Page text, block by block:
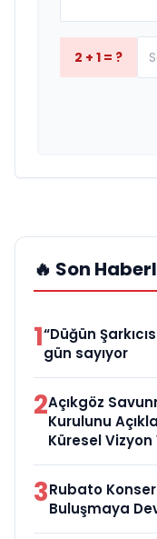
2 + 1 = ?
🔥 Son
1“Düğün
gün sayıyor
2Açıkgöz
Kurulunu
Küresel
3Rubato
Buluşmaya